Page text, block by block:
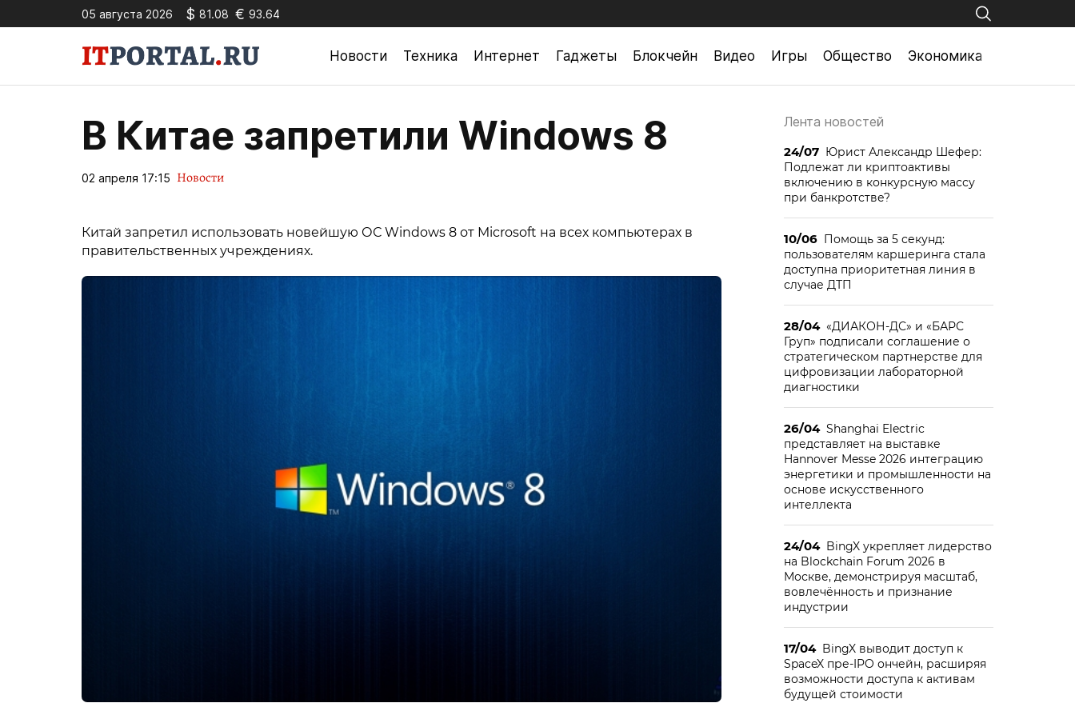
05 августа 2026 $ 81.08 € 93.64
Новости Техника Интернет Гаджеты Блокчейн Видео Игры Общество Экономика
В Китае запретили Windows 8
02 апреля 17:15 Новости
Китай запретил использовать новейшую ОС Windows 8 от Microsoft на всех компьютерах в
правительственных учреждениях.
Лента новостей
24/07 Юрист Александр Шефер:
Подлежат ли криптоактивы
включению в конкурсную массу
при банкротстве?
10/06 Помощь за 5 секунд:
пользователям каршеринга стала
доступна приоритетная линия в
случае ДТП
28/04 «ДИАКОН-ДС» и «БАРС
Груп» подписали соглашение о
стратегическом партнерстве для
цифровизации лабораторной
диагностики
26/04 Shanghai Electric
представляет на выставке
Hannover Messe 2026 интеграцию
энергетики и промышленности на
основе искусственного
интеллекта
24/04 BingX укрепляет лидерство
на Blockchain Forum 2026 в
Москве, демонстрируя масштаб,
вовлечённость и признание
индустрии
17/04 BingX выводит доступ к
SpaceX пре-IPO ончейн, расширяя
возможности доступа к активам
будущей стоимости